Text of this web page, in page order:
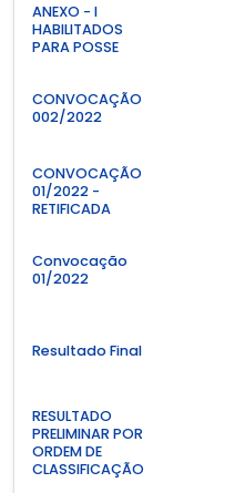
ANEXO - I
HABILITADOS
PARA POSSE
CONVOCAÇÃO
002/2022
CONVOCAÇÃO
01/2022 -
RETIFICADA
Convocação
01/2022
Resultado Final
RESULTADO
PRELIMINAR POR
ORDEM DE
CLASSIFICAÇÃO